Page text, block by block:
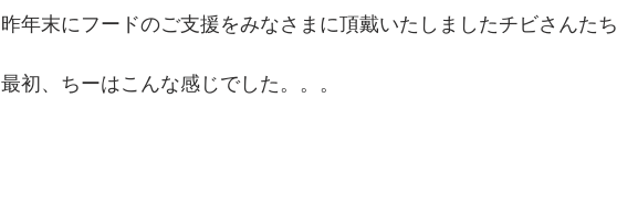
昨年末にフードのご支援をみなさまに頂戴いたしましたチビさんたち
最初、ちーはこんな感じでした。。。